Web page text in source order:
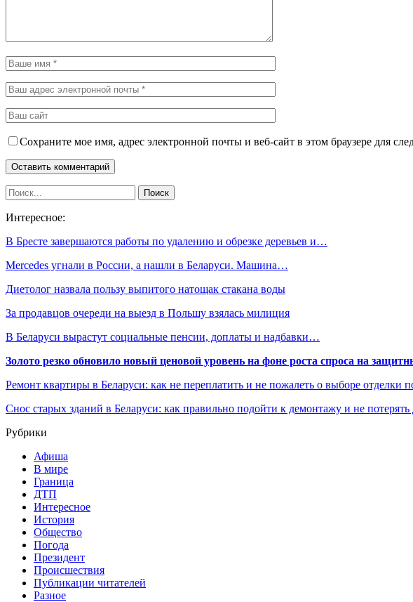
Сохраните мое имя, адрес электронной почты и веб-сайт в этом браузере для
Интересное:
В Бресте завершаются работы по удалению и обрезке деревьев и…
Mercedes угнали в России, а нашли в Беларуси. Машина…
Диетолог назвала пользу выпитого натощак стакана воды
За продавцов очереди на выезд в Польшу взялась милиция
В Беларуси вырастут социальные пенсии, доплаты и надбавки…
Золото резко обновило новый ценовой уровень на фоне роста спроса на
Ремонт квартиры в Беларуси: как не переплатить и не пожалеть о выборе отделки
Снос старых зданий в Беларуси: как правильно подойти к демонтажу и не потерять
Рубрики
Афиша
В мире
Граница
ДТП
Интересное
История
Общество
Погода
Президент
Происшествия
Публикации читателей
Разное